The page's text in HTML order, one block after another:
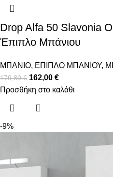
Drop Alfa 50 Slavonia
Έπιπλο Μπάνιου
ΜΠΑΝΙΟ, ΕΠΙΠΛΟ ΜΠΑΝΙΟΥ,
179,80€ 162,00 €
Προσθήκη στο καλάθι
-9%